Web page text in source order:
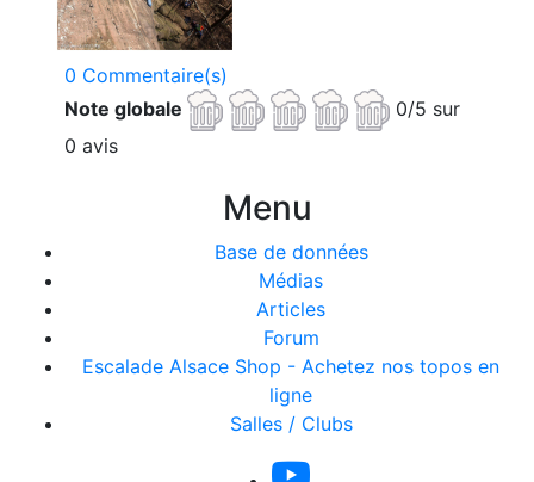
0 Commentaire(s)
Note globale
0/5 sur
0 avis
Menu
Base de données
Médias
Articles
Forum
Escalade Alsace Shop - Achetez nos topos en
ligne
Salles / Clubs